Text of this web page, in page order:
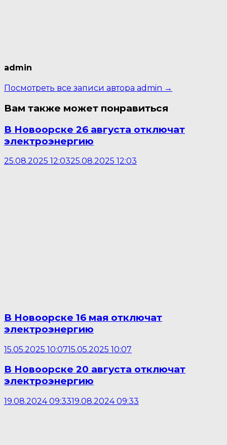
admin
Посмотреть все записи автора admin →
Вам также может понравиться
В Новоорске 26 августа отключат
электроэнергию
25.08.2025 12:0325.08.2025 12:03
В Новоорске 16 мая отключат
электроэнергию
15.05.2025 10:0715.05.2025 10:07
В Новоорске 20 августа отключат
электроэнергию
19.08.2024 09:3319.08.2024 09:33